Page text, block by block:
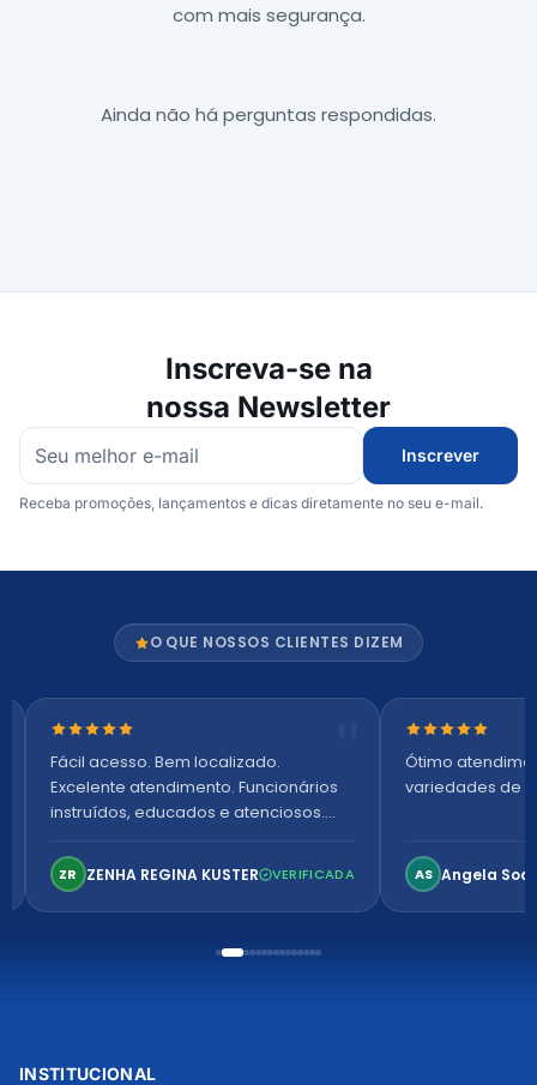
com mais segurança.
Ainda não há perguntas respondidas.
Inscreva-se na
nossa Newsletter
Inscrever
Receba promoções, lançamentos e dicas diretamente no seu e-mail.
O QUE NOSSOS CLIENTES DIZEM
Nota 5 de 5 estrelas
Fácil acesso. Bem localizado.
Excelente atendimento. Funcionários
instruídos, educados e atenciosos.
confortável. Perfeito!
ZR ZENHA REGINA KUSTER VERIFICADA
Nota 5 de 5
Ótimo
variedades de
AS Angela
INSTITUCIONAL